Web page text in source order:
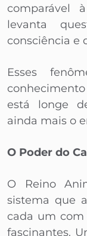
comparável
levanta
consciência e
Esses
está longe
ainda mais o
O Poder do
O Reino
sistema que
cada um com
fascinantes.